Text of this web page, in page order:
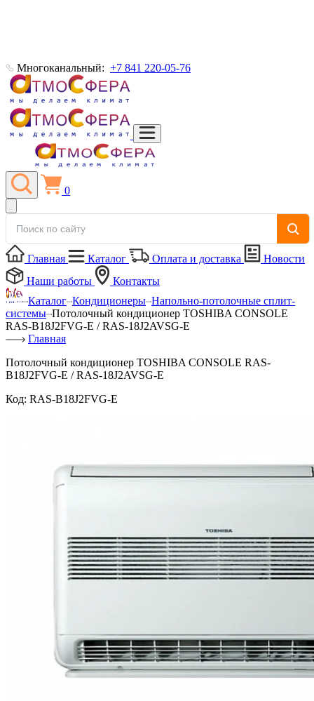
Многоканальный: +7 841 220-05-76
0
Главная Каталог Оплата и доставка
Новости
Наши работы
Контакты
Каталог Кондиционеры Напольно-потолочные сплит-
системы Потолочный кондиционер TOSHIBA CONSOLE
RAS-B18J2FVG-E / RAS-18J2AVSG-E
Главная
Потолочный кондиционер TOSHIBA CONSOLE RAS-
B18J2FVG-E / RAS-18J2AVSG-E
Код: RAS-B18J2FVG-E